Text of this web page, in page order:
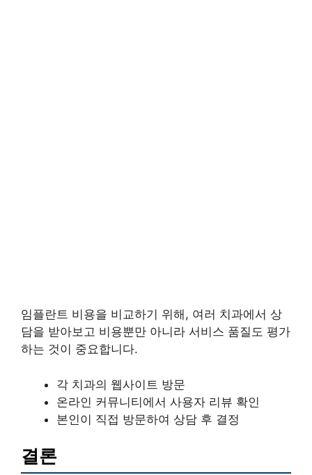
임플란트 비용을 비교하기 위해, 여러 치과에서 상
담을 받아보고 비용뿐만 아니라 서비스 품질도 평가
하는 것이 중요합니다.
각 치과의 웹사이트 방문
온라인 커뮤니티에서 사용자 리뷰 확인
본인이 직접 방문하여 상담 후 결정
결론